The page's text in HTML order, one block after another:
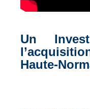
Un
Haute-